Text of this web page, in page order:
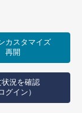
カスタマイズ
再開
状況を確認
グイン）